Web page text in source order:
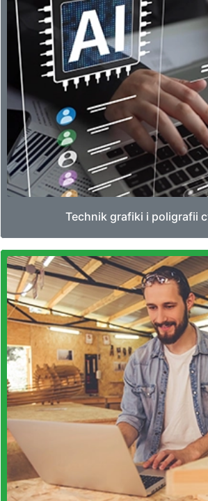
Technik grafiki i poligrafii